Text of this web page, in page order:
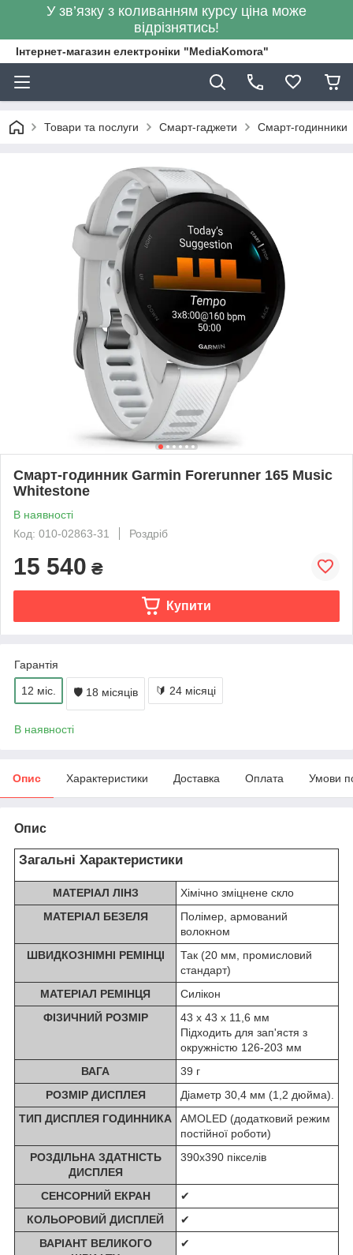
У зв’язку з коливанням курсу ціна може
відрізнятись!
Інтернет-магазин електроніки "MediaKomora"
Товари та послуги Смарт-гаджети Смарт-годинники
Смарт-годинник Garmin Forerunner 165 Music
Whitestone
В наявності
Код: 010-02863-31
Роздріб
15 540 ₴
Купити
Гарантія
12 міс. 🛡 18 місяців 🔰 24 місяці
В наявності
Опис Характеристики Доставка Оплата Умови
Опис
Загальні Характеристики
МАТЕРІАЛ ЛІНЗ
Хімічно зміцнене скло
МАТЕРІАЛ БЕЗЕЛЯ
Полімер, армований
волокном
ШВИДКОЗНІМНІ РЕМІНЦІ
Так (20 мм, промисловий
стандарт)
МАТЕРІАЛ РЕМІНЦЯ
Силікон
ФІЗИЧНИЙ РОЗМІР
43 x 43 x 11,6 мм
Підходить для зап'ястя з
окружністю 126-203 мм
ВАГА
39 г
РОЗМІР ДИСПЛЕЯ
Діаметр 30,4 мм (1,2 дюйма).
ТИП ДИСПЛЕЯ ГОДИННИКА
AMOLED (додатковий режим
постійної роботи)
РОЗДІЛЬНА ЗДАТНІСТЬ
ДИСПЛЕЯ
390х390 пікселів
СЕНСОРНИЙ ЕКРАН
✔
КОЛЬОРОВИЙ ДИСПЛЕЙ
✔
ВАРІАНТ ВЕЛИКОГО
✔